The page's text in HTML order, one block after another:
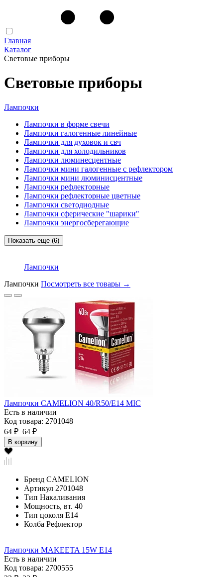
Главная
Каталог
Световые приборы
Световые приборы
Лампочки
Лампочки в форме свечи
Лампочки галогенные линейные
Лампочки для духовок и свч
Лампочки для холодильников
Лампочки люминесцентные
Лампочки мини галогенные с рефлектором
Лампочки мини люминисцентные
Лампочки рефлекторные
Лампочки рефлекторные цветные
Лампочки светодиодные
Лампочки сферические "шарики"
Лампочки энергосберегающие
Показать еще (6)
Лампочки
Лампочки Посмотреть все товары →
Лампочки CAMELION 40/R50/E14 MIC
Есть в наличии
Код товара: 2701048
64 ₽ 64 ₽
В корзину
Бренд CAMELION
Артикул 2701048
Тип Накаливания
Мощность, вт. 40
Тип цоколя Е14
Колба Рефлектор
Лампочки MAKEETA 15W E14
Есть в наличии
Код товара: 2700555